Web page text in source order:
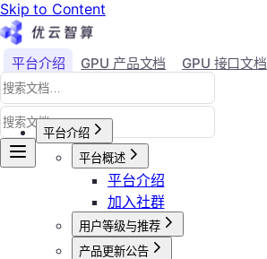
Skip to Content
平台介绍 GPU 产品文档 GPU 接口文档
Agent 社区
平台介绍
平台概述
平台介绍
加入社群
用户等级与推荐
会员等级
产品更新公告